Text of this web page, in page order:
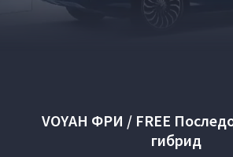
VOYAH ФРИ / FREE
гибрид